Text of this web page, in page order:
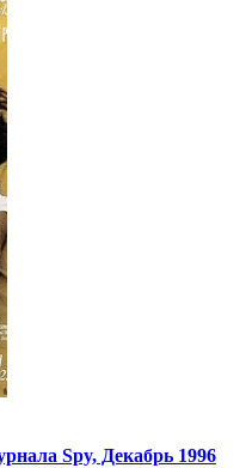
Spy, Декабрь 1996